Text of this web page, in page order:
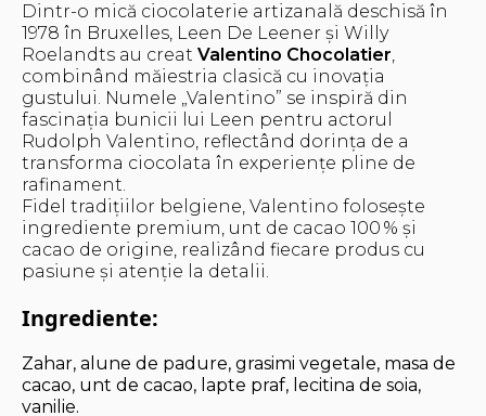
Dintr-o mică ciocolaterie artizanală deschisă în
1978 în Bruxelles, Leen De Leener și Willy
Roelandts au creat Valentino Chocolatier,
combinând măiestria clasică cu inovația
gustului. Numele „Valentino” se inspiră din
fascinația bunicii lui Leen pentru actorul
Rudolph Valentino, reflectând dorința de a
transforma ciocolata în experiențe pline de
rafinament.
Fidel tradițiilor belgiene, Valentino folosește
ingrediente premium, unt de cacao 100 % și
cacao de origine, realizând fiecare produs cu
pasiune și atenție la detalii.
Ingrediente:
Zahar, alune de padure, grasimi vegetale, masa de
cacao, unt de cacao, lapte praf, lecitina de soia,
vanilie.